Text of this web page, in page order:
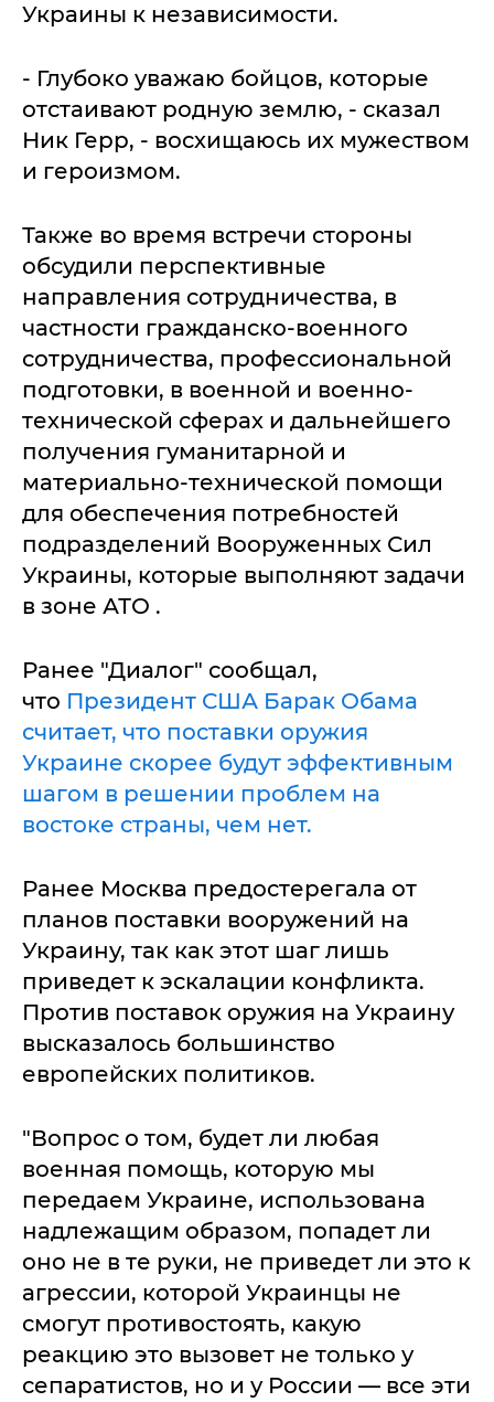
Украины к независимости.
- Глубоко уважаю бойцов, которые
отстаивают родную землю, - сказал
Ник Герр, - восхищаюсь их мужеством
и героизмом.
Также во время встречи стороны
обсудили перспективные
направления сотрудничества, в
частности гражданско-военного
сотрудничества, профессиональной
подготовки, в военной и военно-
технической сферах и дальнейшего
получения гуманитарной и
материально-технической помощи
для обеспечения потребностей
подразделений Вооруженных Сил
Украины, которые выполняют задачи
в зоне АТО .
Ранее "Диалог" сообщал,
что Президент США Барак Обама
считает, что поставки оружия
Украине скорее будут эффективным
шагом в решении проблем на
востоке страны, чем нет.
Ранее Москва предостерегала от
планов поставки вооружений на
Украину, так как этот шаг лишь
приведет к эскалации конфликта.
Против поставок оружия на Украину
высказалось большинство
европейских политиков.
"Вопрос о том, будет ли любая
военная помощь, которую мы
передаем Украине, использована
надлежащим образом, попадет ли
оно не в те руки, не приведет ли это к
агрессии, которой Украинцы не
смогут противостоять, какую
реакцию это вызовет не только у
сепаратистов, но и у России — все эти